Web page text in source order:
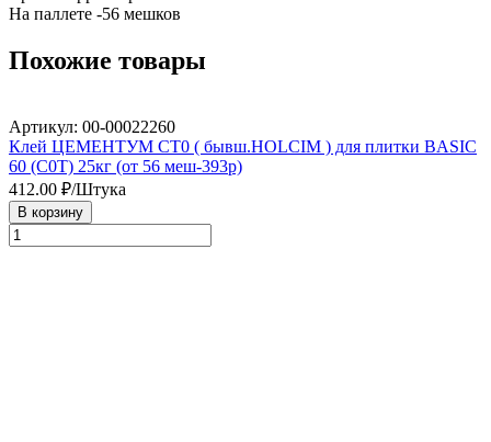
На паллете -56 мешков
Похожие товары
Артикул: 00-00022260
Клей ЦЕМЕНТУМ СТ0 ( бывш.HOLCIM ) для плитки BASIC
60 (С0Т) 25кг (от 56 меш-393р)
412.00 ₽/Штука
В корзину